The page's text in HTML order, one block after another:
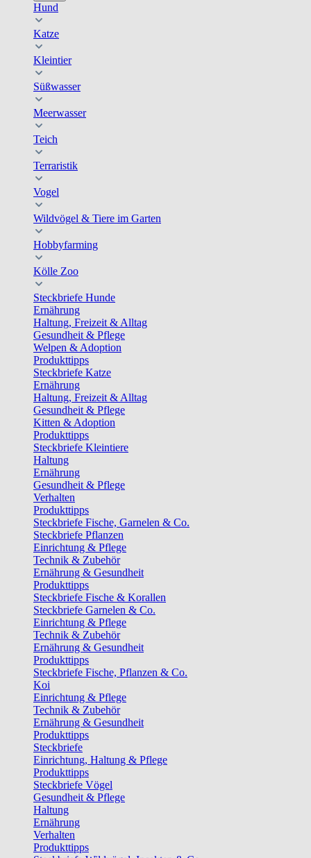
Hund
Katze
Kleintier
Süßwasser
Meerwasser
Teich
Terraristik
Vogel
Wildvögel & Tiere im Garten
Hobbyfarming
Kölle Zoo
Steckbriefe Hunde
Ernährung
Haltung, Freizeit & Alltag
Gesundheit & Pflege
Welpen & Adoption
Produkttipps
Steckbriefe Katze
Ernährung
Haltung, Freizeit & Alltag
Gesundheit & Pflege
Kitten & Adoption
Produkttipps
Steckbriefe Kleintiere
Haltung
Ernährung
Gesundheit & Pflege
Verhalten
Produkttipps
Steckbriefe Fische, Garnelen & Co.
Steckbriefe Pflanzen
Einrichtung & Pflege
Technik & Zubehör
Ernährung & Gesundheit
Produkttipps
Steckbriefe Fische & Korallen
Steckbriefe Garnelen & Co.
Einrichtung & Pflege
Technik & Zubehör
Ernährung & Gesundheit
Produkttipps
Steckbriefe Fische, Pflanzen & Co.
Koi
Einrichtung & Pflege
Technik & Zubehör
Ernährung & Gesundheit
Produkttipps
Steckbriefe
Einrichtung, Haltung & Pflege
Produkttipps
Steckbriefe Vögel
Gesundheit & Pflege
Haltung
Ernährung
Verhalten
Produkttipps